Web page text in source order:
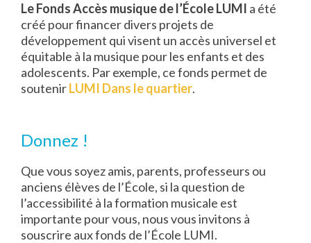
Le Fonds Accès musique de l’École LUMI a été
créé pour financer divers projets de
développement qui visent un accès universel et
équitable à la musique pour les enfants et des
adolescents. Par exemple, ce fonds permet de
soutenirLUMI Dans le quartier.
Donnez !
Que vous soyez amis, parents, professeurs ou
anciens élèves de l’École, si la question de
l’accessibilité à la formation musicale est
importante pour vous, nous vous invitons à
souscrire aux fonds de l’École LUMI.